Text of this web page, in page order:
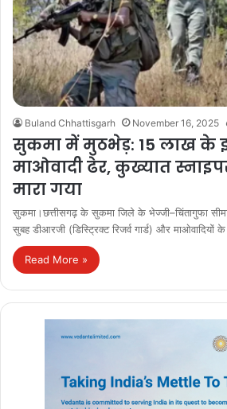
Buland Chhattisgarh November 16, 2025
सुकमा में मुठभेड़: 15 लाख के
माओवादी ढेर, कुख्यात
मारा गया
सुकमा।छत्तीसगढ़ के सुकमा जिले के भेज्जी–चिंतागुफा
सुबह डीआरजी (डिस्ट्रिक्ट रिजर्व गार्ड) और माओवादियों
Read More »